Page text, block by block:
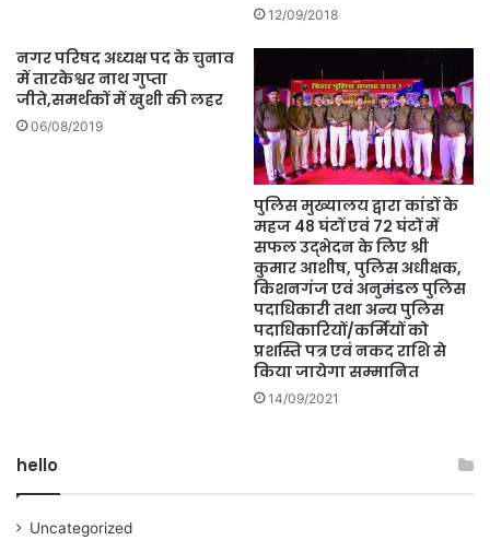
12/09/2018
नगर परिषद अध्यक्ष पद के चुनाव
में तारकेश्वर नाथ गुप्ता
जीते,समर्थकों में खुशी की लहर
06/08/2019
पुलिस मुख्यालय द्वारा कांडों के
महज 48 घंटों एवं 72 घंटों में
सफल उद्भेदन के लिए श्री
कुमार आशीष, पुलिस अधीक्षक,
किशनगंज एवं अनुमंडल पुलिस
पदाधिकारी तथा अन्य पुलिस
पदाधिकारियों/कर्मियों को
प्रशस्ति पत्र एवं नकद राशि से
किया जायेगा सम्मानित
14/09/2021
hello
Uncategorized